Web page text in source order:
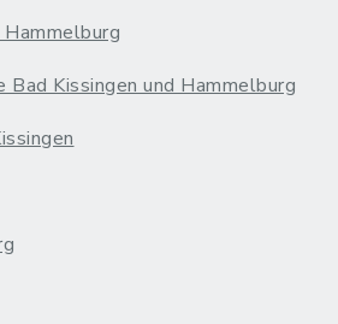
Bad Kissingen und Hammelburg